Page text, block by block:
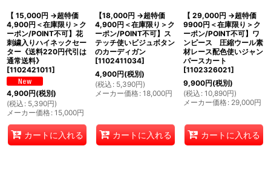
【 15,000円 →超特価
4,900円＜在庫限り＞ク
ーポン/POINT不可】花
刺繍入りハイネックセー
ター《送料220円代引は
通常送料》
[1102421011]
4,900円(税別)
(税込 : 5,390円)
メーカー価格: 15,000円
カートに入れる
【18,000円 →超特価
4,900円＜在庫限り＞ク
ーポン/POINT不可】ス
テッチ使いビジュボタン
のカーディガン
[1102411034]
4,900円(税別)
(税込 : 5,390円)
メーカー価格: 18,000円
カートに入れる
【 29,000円 →超特価
9900円＜在庫限り＞ク
ーポン/POINT不可】ワ
ンピース 圧縮ウール素
材レース配色使いジャン
パースカート
[1102326021]
9,900円(税別)
(税込 : 10,890円)
メーカー価格: 29,000円
カートに入れる